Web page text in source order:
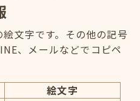
絵文字です。その他の記号
、メールなどでコピペ
絵文字